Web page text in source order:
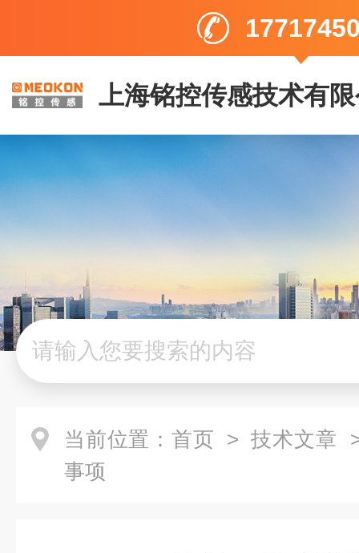
上海铭控传感技术有
当前位置： 首页 > 技术文章
事项